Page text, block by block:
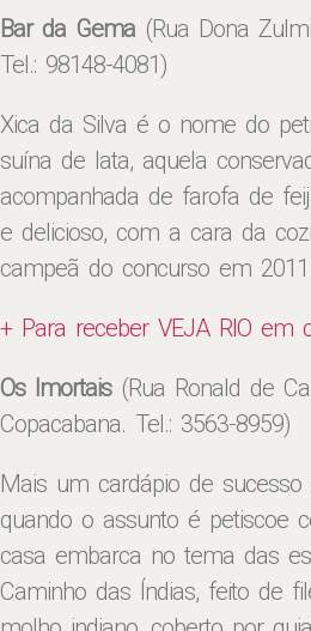
Bar da Gema (Rua Dona
Tel.: 98148-4081)
Xica da Silva é o nome do
suína de lata, aquela
acompanhada de farofa de
e delicioso, com a cara da
campeã do concurso em 2011.
+ Para receber VEJA RIO em
Os Imortais(Rua Ronald de
Copacabana. Tel.: 3563-8959)
Mais um cardápio de sucesso
quando o assunto é petiscoe
casa embarca no tema das
Caminho das Índias, feito de